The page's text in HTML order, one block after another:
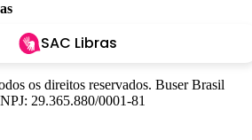
SAC Libras
os direitos reservados. Buser Brasil
29.365.880/0001-81